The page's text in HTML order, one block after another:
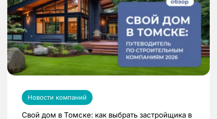
Новости компаний
Свой дом в Томске: как выбрать застройщика в